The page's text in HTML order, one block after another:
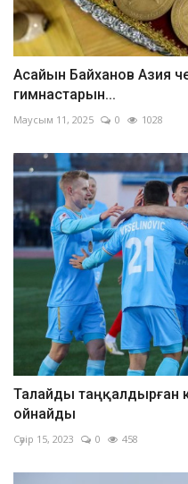
Асайын Байханов Азия
гимнастарын...
Маусым 11, 2025 0 1028
Талайды таңқалдырған
ойнайды
Сәуір 15, 2023 0 458